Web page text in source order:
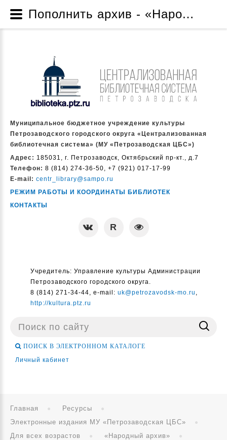
Муниципальное бюджетное учреждение культуры
Петрозаводского городского округа «Централизованная
библиотечная система» (МУ «Петрозаводская ЦБС»)
Адрес: 185031, г. Петрозаводск, Октябрьский пр-кт., д.7
Телефон: 8 (814) 274-36-50, +7 (921) 017-17-99
E-mail: centr_library@sampo.ru
РЕЖИМ РАБОТЫ И КООРДИНАТЫ БИБЛИОТЕК
КОНТАКТЫ
Учредитель: Управление культуры Администрации
Петрозаводского городского округа.
8 (814) 271-34-44, e-mail: uk@petrozavodsk-mo.ru ,
http://kultura.ptz.ru
Поиск
ПОИСК В ЭЛЕКТРОННОМ КАТАЛОГЕ
Личный кабинет
Главная
Ресурсы
Электронные издания МУ «Петрозаводская ЦБС»
Для всех возрастов
«Народный архив»
Пополнить архив - «Народный архив» - Для всех возрастов - Электронные издания МУ «Петрозаводская ЦБС» - Ресурсы - Муниципальное бюджетное учреждение культуры Петрозаводского городского округа «Централизованная библиотечная система» (МУ «Петрозаводская ЦБС»)